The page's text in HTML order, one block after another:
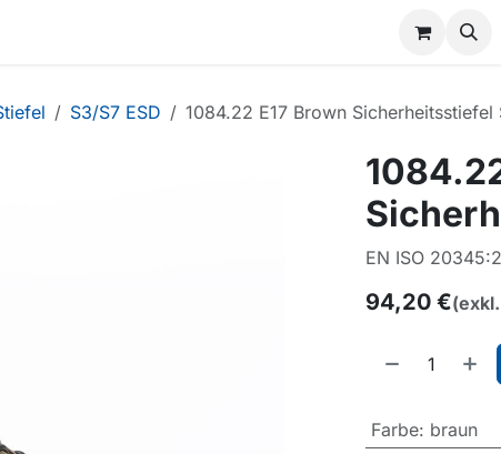
S3/S7 ESD 1084.22 E17 Brown Sicherheitsstiefel
EN ISO
94,20 €
Farbe: braun